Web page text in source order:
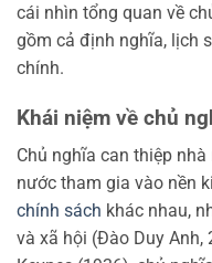
cái nhìn tổng quan về
gồm cả định nghĩa, lịch
chính.
Khái niệm về chủ
Chủ nghĩa can thiệp
nước tham gia vào nền
chính sách khác nhau,
và xã hội (Đào Duy Anh,